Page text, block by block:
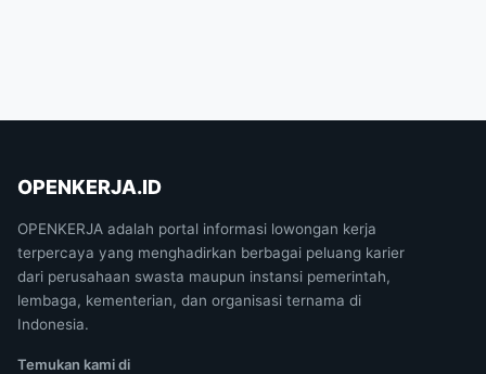
OPENKERJA.ID
OPENKERJA adalah portal informasi lowongan kerja
terpercaya yang menghadirkan berbagai peluang karier
dari perusahaan swasta maupun instansi pemerintah,
lembaga, kementerian, dan organisasi ternama di
Indonesia.
Temukan kami di